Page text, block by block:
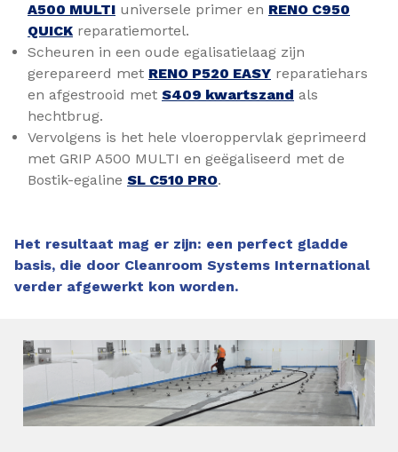
A500 MULTI universele primer en RENO C950
QUICK reparatiemortel.
Scheuren in een oude egalisatielaag zijn
gerepareerd met RENO P520 EASY reparatiehars
en afgestrooid met S409 kwartszand als
hechtbrug.
Vervolgens is het hele vloeroppervlak geprimeerd
met GRIP A500 MULTI en geëgaliseerd met de
Bostik-egaline SL C510 PRO.
Het resultaat mag er zijn: een perfect gladde
basis, die door Cleanroom Systems International
verder afgewerkt kon worden.